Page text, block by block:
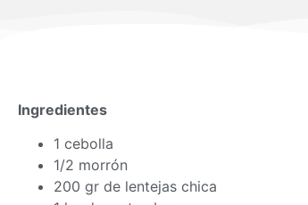
Ingredientes
1 cebolla
1/2 morrón
200 gr de lentejas chica